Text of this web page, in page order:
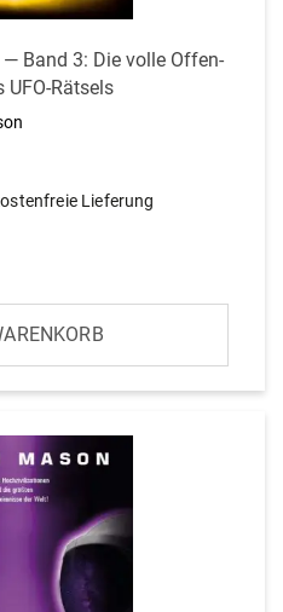
Band 3: Die volle Offen­
UFO-Rätsels
Lieferung